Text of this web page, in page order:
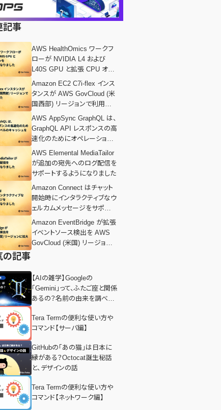
記事
AWS HealthOmics ワークフ
ローが NVIDIA L4 および
L40S GPU と拡張 CPU オプ
ションをサポートするようにな
りました
Amazon EC2 C7i-flex インス
タンスが AWS GovCloud (米
国西部) リージョンで利用可
能になりました
AWS AppSync GraphQL は、
GraphQL API レスポンスの高
速化のためにオペレーション
レベルのキャッシュを導入しま
した。
AWS Elemental MediaTailor
が追加の宛先へのログ配信を
サポートするようになりました
Amazon Connect はチャット
開始時にインタラクティブなウ
ェルカムメッセージをサポート
するようになりました
Amazon EventBridge が拡張
イベントソース検出を AWS
GovCloud (米国) リージョン
の記事
【AIの雑学】Googleの
「Gemini」って、ふたご座と関係
あるの？名前の由来を調べて
Tera Termの便利な使い方や
コマンド【サーバ編】
GitHubの「あの猫」は日本に
縁がある？Octocat誕生秘話
と、デザインの話
Tera Termの便利な使い方や
コマンド【ネットワーク編】